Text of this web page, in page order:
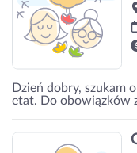
Dzień dobry, szukam
etat. Do obowiązków